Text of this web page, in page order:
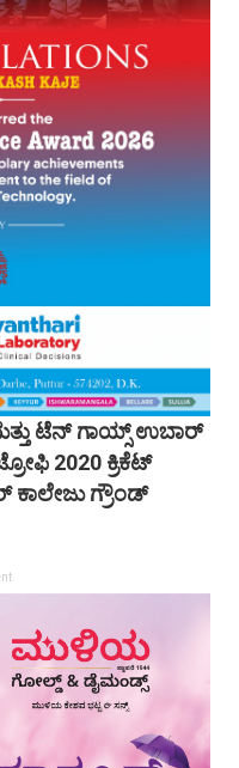
ಮತ್ತು ಟೆನ್ ಗಾಯ್ಸ್ ಉಬಾರ್
2020 ಕ್ರಿಕೆಟ್
ಕಾಲೇಜು ಗ್ರೌಂಡ್